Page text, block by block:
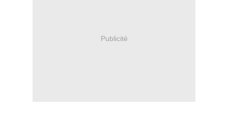
Publicité